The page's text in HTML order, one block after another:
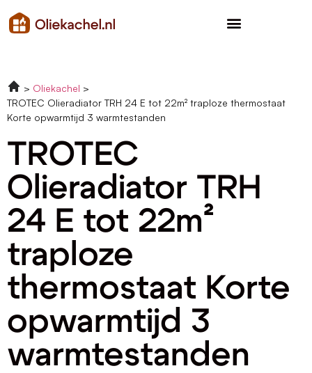
Oliekachel
TROTEC Olieradiator TRH 24 E tot 22m² traploze thermostaat
Korte opwarmtijd 3 warmtestanden
TROTEC
Olieradiator TRH
24 E tot 22m²
traploze
thermostaat Korte
opwarmtijd 3
warmtestanden